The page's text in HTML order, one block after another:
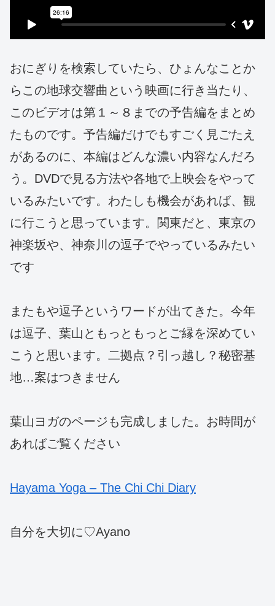
おにぎりを検索していたら、ひょんなことか
らこの地球交響曲という映画に行き当たり、
このビデオは第１～８までの予告編をまとめ
たものです。予告編だけでもすごく見ごたえ
があるのに、本編はどんな濃い内容なんだろ
う。DVDで見る方法や各地で上映会をやって
いるみたいです。わたしも機会があれば、観
に行こうと思っています。関東だと、東京の
神楽坂や、神奈川の逗子でやっているみたい
です
またもや逗子というワードが出てきた。今年
は逗子、葉山ともっともっとご縁を深めてい
こうと思います。二拠点？引っ越し？秘密基
地…案はつきません
葉山ヨガのページも完成しました。お時間が
あればご覧ください
Hayama Yoga – The Chi Chi Diary
自分を大切に♡Ayano